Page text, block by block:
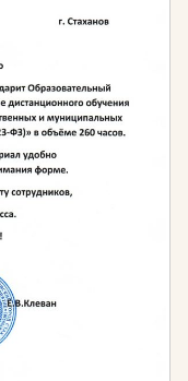
и ответственным
видов
всех сфер
желающим
переподготовки